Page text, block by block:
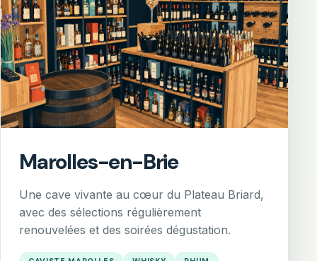
Marolles-en-Brie
Une cave vivante au cœur du Plateau Briard,
avec des sélections régulièrement
renouvelées et des soirées dégustation.